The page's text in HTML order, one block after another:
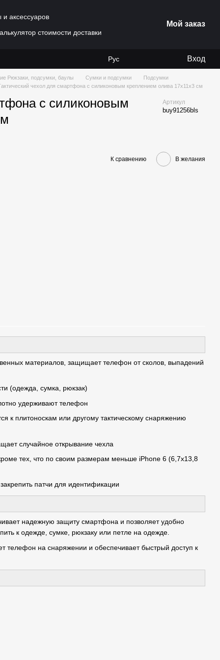
аксессуаров
стоимости доставки
Мой заказ
Рус Вход
Рюкзаки, подсумки, баулы Сумки и подсумки
Подсумки
чехол для смартфона с силиконовым креплением олива 17х11х3 см
с силиконовым
Артикул
buy91256bls
К сравнению В желания
материалов, защищает телефон от сколов, выпадений
(одежда, сумка, рюкзак)
удерживают телефон
к плитоноскам или другому тактическому снаряжению
случайное открывание чехла
тех, что по своим размерам меньше iPhone 6 (6,7х13,8
патчи для идентификации
надежную защиту смартфона и позволяет удобно
к одежде, сумке, рюкзаку или петле на одежде.
телефон на снаряжении и обеспечивает быстрый доступ к